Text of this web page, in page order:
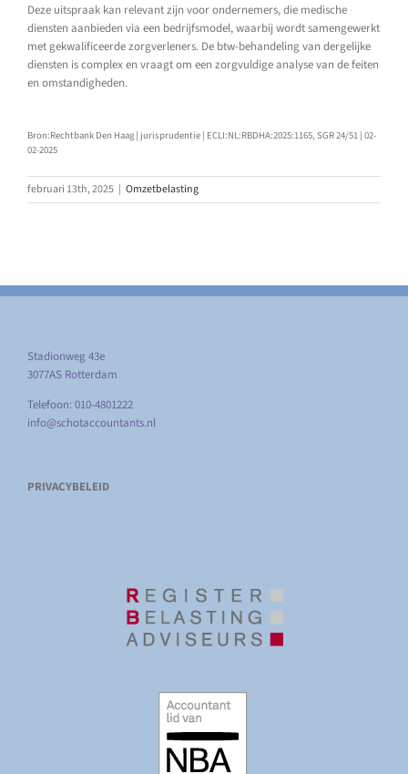
Deze uitspraak kan relevant zijn voor ondernemers, die medische
diensten aanbieden via een bedrijfsmodel, waarbij wordt samengewerkt
met gekwalificeerde zorgverleners. De btw-behandeling van dergelijke
diensten is complex en vraagt om een zorgvuldige analyse van de feiten
en omstandigheden.
Bron:Rechtbank Den Haag | jurisprudentie | ECLI:NL:RBDHA:2025:1165, SGR 24/51 | 02-
02-2025
februari 13th, 2025 | Omzetbelasting
Stadionweg 43e
3077AS Rotterdam
Telefoon: 010-4801222
info@schotaccountants.nl
PRIVACYBELEID